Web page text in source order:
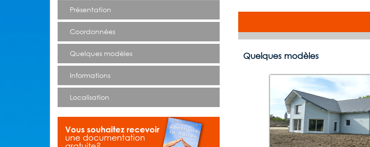
Présentation
Coordonnées
Quelques modèles
Informations
Localisation
Quelques modèles